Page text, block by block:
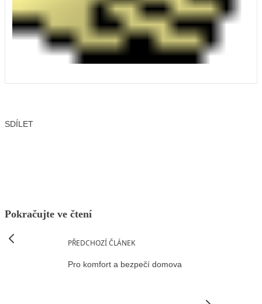
SDÍLET
Pokračujte ve čtení
PŘEDCHOZÍ ČLÁNEK
Pro komfort a bezpečí domova